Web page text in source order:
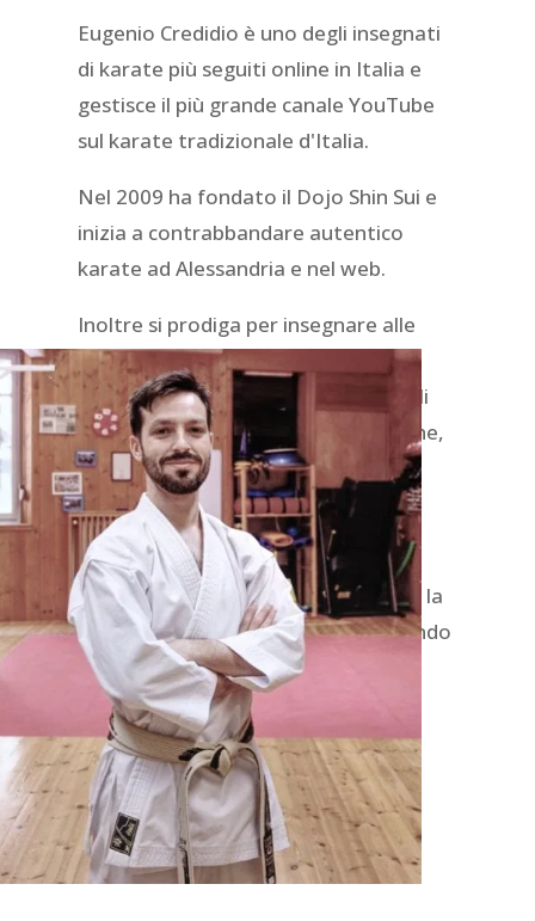
Eugenio Credidio è uno degli insegnati
di karate più seguiti online in Italia e
gestisce il più grande canale YouTube
sul karate tradizionale d'Italia.
Nel 2009 ha fondato il Dojo Shin Sui e
inizia a contrabbandare autentico
karate ad Alessandria e nel web.
Inoltre si prodiga per insegnare alle
persone a riconoscere, prevenire e
combattere la violenza, tema che gli
sta particolarmente a cuore dato che,
nel 1994, iniziò a praticare karate
perché vittima di bullismo.
Nel 2013 ha pubblicato assieme al
Maestro Balzarro “On the road” per la
OM edizioni e, nel 2020, “Passeggiando
per la Via – Storia, riti e gesti del
karate”.
Acquista ora